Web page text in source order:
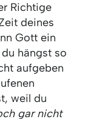
Richtige
deines
Gott ein
hängst so
aufgeben
weil du
gar nicht